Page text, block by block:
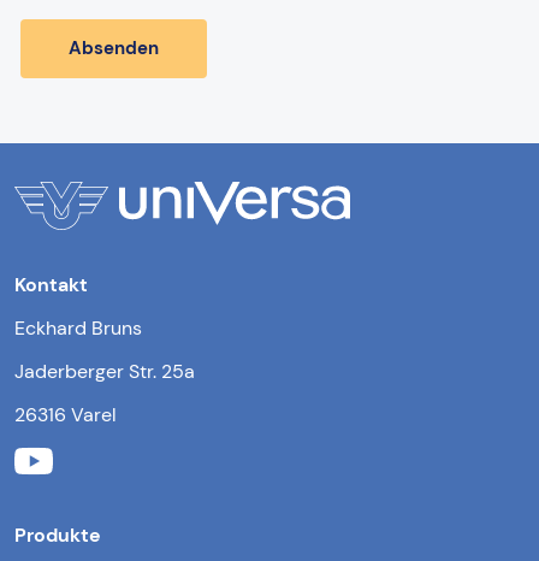
Kontakt
Eckhard Bruns
Jaderberger Str. 25a
26316 Varel
Produkte